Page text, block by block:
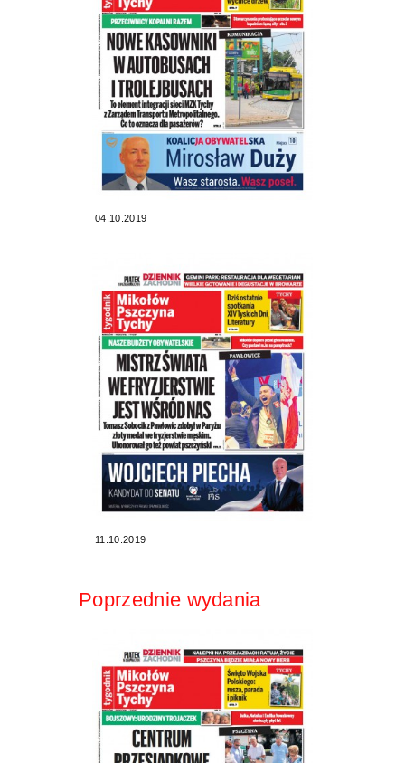
04.10.2019
11.10.2019
Poprzednie wydania